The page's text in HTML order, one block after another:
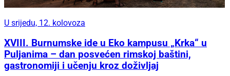
U srijedu, 12. kolovoza
XVIII. Burnumske ide u Eko kampusu „Krka“ u
Puljanima – dan posvećen rimskoj baštini,
gastronomiji i učenju kroz doživljaj